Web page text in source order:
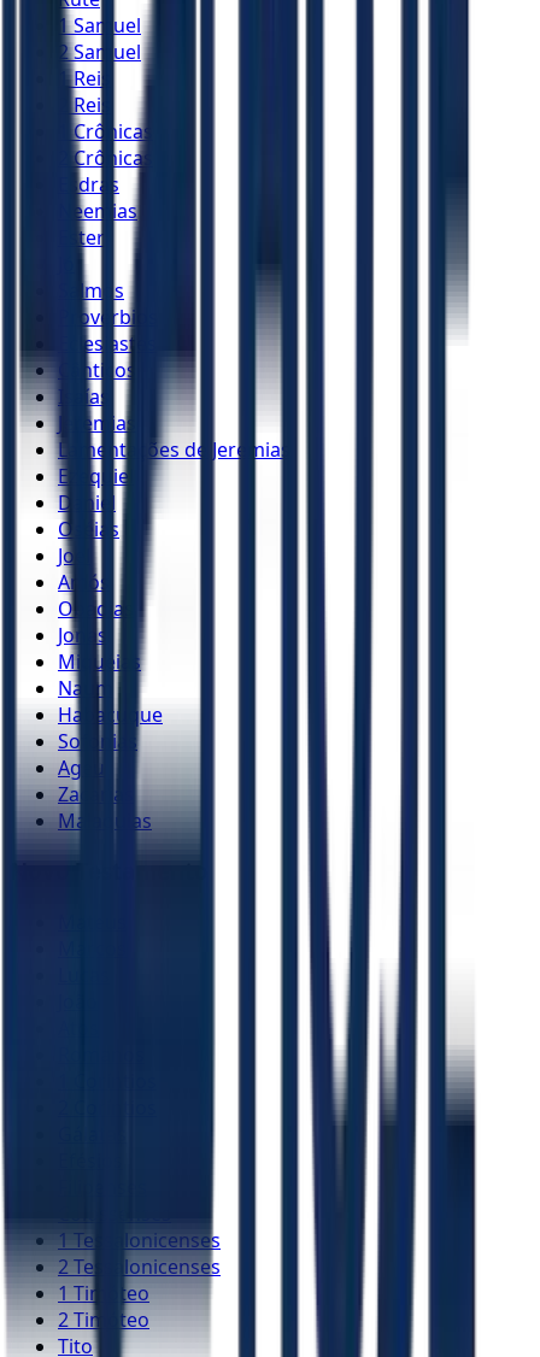
1 Samuel
2 Samuel
1 Reis
2 Reis
1 Crônicas
2 Crônicas
Esdras
Neemias
Ester
Salmos
Provérbios
Eclesiastes
Cânticos
Isaías
Jeremias
Lamentações de Jeremias
Ezequiel
Daniel
Oséias
Joel
Amós
Obadias
Jonas
Miquéias
Naum
Habacuque
Sofonias
Ageu
Zacarias
Malaquias
1 Tessalonicenses
2 Tessalonicenses
1 Timóteo
2 Timóteo
Tito